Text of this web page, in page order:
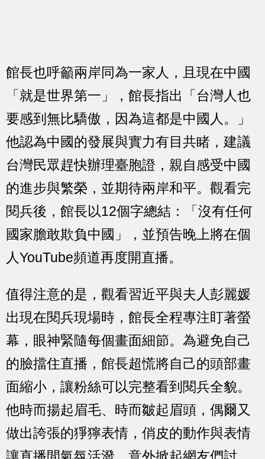
館長也呼籲兩岸同為一家人，且現在中國
「就是世界第一」，館長指出「台灣人也
要感到無比驕傲，因為這都是中國人。」
他認為中國的發展與實力有目共睹，建議
台灣民眾趕快辦理臺胞證，親自感受中國
的進步與繁榮，並期待兩岸和平。觀看完
閱兵後，館長以12個字總結：「沒有任何
國家膽敢欺負中國」，並預告晚上將在個
人YouTube頻道再度開直播。
值得注意的是，觀看習近平與夫人彭麗媛
出現在閱兵現場時，館長全程專注盯著螢
幕，眼神緊隨每個畫面細節。為避免自己
的臉擋住直播，館長超慌將自己的頭部畫
面縮小，讓粉絲可以完整看到閱兵全貌。
他時而揚起眉毛、時而皺起眉頭，偶爾又
做出誇張的猙獰表情，俏皮的動作與表情
讓直播間氣氛活潑，意外掀起網友們討